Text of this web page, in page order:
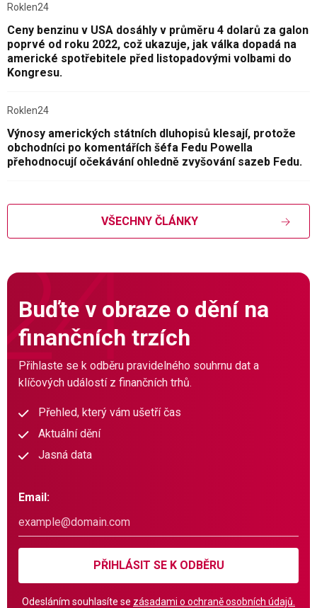
Roklen24
Ceny benzinu v USA dosáhly v průměru 4 dolarů za galon
poprvé od roku 2022, což ukazuje, jak válka dopadá na
americké spotřebitele před listopadovými volbami do
Kongresu.
Roklen24
Výnosy amerických státních dluhopisů klesají, protože
obchodníci po komentářích šéfa Fedu Powella
přehodnocují očekávání ohledně zvyšování sazeb Fedu.
VŠECHNY ČLÁNKY
Buďte v obraze o dění na
finančních trzích
Přihlaste se k odběru pravidelného souhrnu dat a
klíčových událostí z finančních trhů.
Přehled, který vám ušetří čas
Aktuální dění
Jasná data
Email:
PŘIHLÁSIT SE K ODBĚRU
Odesláním souhlasíte se zásadami o ochraně osobních údajů.